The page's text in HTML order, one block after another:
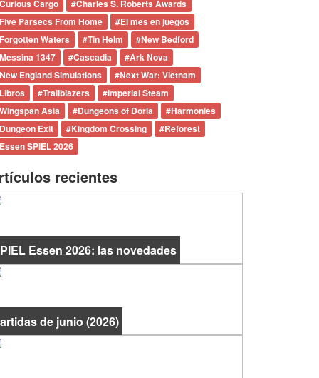
Cargo #Charles S. Roberts Awards
Parsecs From Home #El mes en juegos
Waters #Tin Helm #New Bedford
1347 #Cascadia #Ark Nova
England Simulations #Next War: Vietnam
#Trailblazers #Imperial Steam
Asia #Dungeons of Doria #Harmonies
Exit #Kingdom Crossing #Reforest
SPIEL 2026
recientes
Essen 2026: las novedades
de junio (2026)